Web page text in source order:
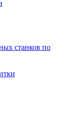
станков по